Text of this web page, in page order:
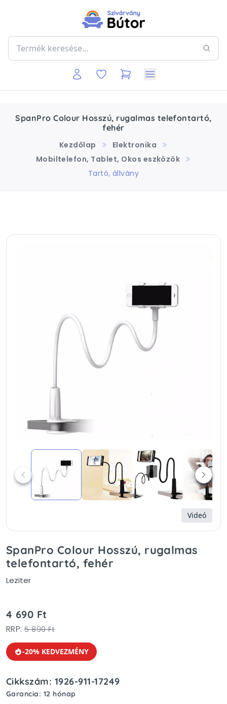
SpanPro Colour Hosszú, rugalmas telefontartó,
fehér
Kezdőlap
Elektronika
Mobiltelefon, Tablet, Okos eszközök
Tartó, állvány
Videó
SpanPro Colour Hosszú, rugalmas
telefontartó, fehér
Leziter
4 690 Ft
RRP:5 890 Ft
-20% KEDVEZMÉNY
Cikkszám: 1926-911-17249
Garancia: 12 hónap